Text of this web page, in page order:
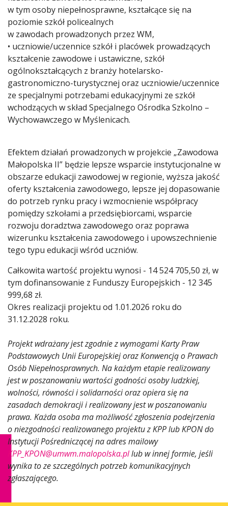
w tym osoby niepełnosprawne, kształcące się na
poziomie szkół policealnych
w zawodach prowadzonych przez WM,
• uczniowie/uczennice szkół i placówek prowadzących
kształcenie zawodowe i ustawiczne, szkół
ogólnokształcących z branży hotelarsko-
gastronomiczno-turystycznej oraz uczniowie/uczennice
ze specjalnymi potrzebami edukacyjnymi ze szkół
wchodzących w skład Specjalnego Ośrodka Szkolno –
Wychowawczego w Myślenicach.
Efektem działań prowadzonych w projekcie „Zawodowa
Małopolska II” będzie lepsze wsparcie instytucjonalne w
obszarze edukacji zawodowej w regionie, wyższa jakość
oferty kształcenia zawodowego, lepsze jej dopasowanie
do potrzeb rynku pracy i wzmocnienie współpracy
pomiędzy szkołami a przedsiębiorcami, wsparcie
rozwoju doradztwa zawodowego oraz poprawa
wizerunku kształcenia zawodowego i upowszechnienie
tego typu edukacji wśród uczniów.
Całkowita wartość projektu wynosi - 14 524 705,50 zł, w
tym dofinansowanie z Funduszy Europejskich - 12 345
999,68 zł.
Okres realizacji projektu od 1.01.2026 roku do
31.12.2028 roku.
Projekt wdrażany jest zgodnie z wymogami Karty Praw
Podstawowych Unii Europejskiej oraz Konwencją o Prawach
Osób Niepełnosprawnych. Na każdym etapie realizowany
jest w poszanowaniu wartości godności osoby ludzkiej,
wolności, równości i solidarności oraz opiera się na
zasadach demokracji i realizowany jest w poszanowaniu
prawa. Każda osoba ma możliwość zgłoszenia podejrzenia
o niezgodności realizowanego projektu z KPP lub KPON do
Instytucji Pośredniczącej na adres mailowy
KPP_KPON@umwm.malopolska.pllub w innej formie, jeśli
wynika to ze szczególnych potrzeb komunikacyjnych
zgłaszającego.